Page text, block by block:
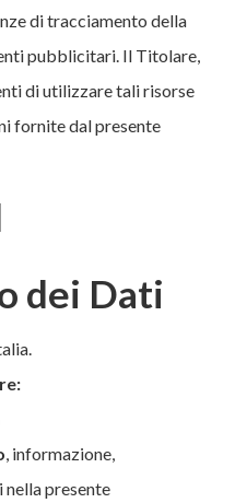
di tracciamento della
pubblicitari. Il Titolare,
di utilizzare tali risorse
fornite dal presente
dei Dati
, informazione,
presente